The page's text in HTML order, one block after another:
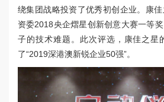
绕集团战略投资了优秀初创企业。康
资委2018央企熠星创新创意大赛一等
子的技术难题。此次评选，康佳之星
了“2019深港澳新锐企业50强”。